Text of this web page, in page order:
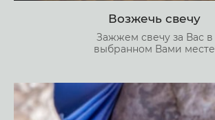
Возжечь свечу
Зажжем свечу за Вас в
выбранном Вами месте